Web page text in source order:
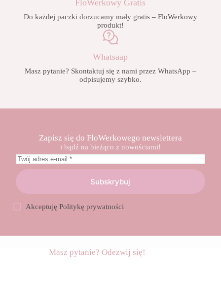
FloWerkowy Gratis
Do każdej paczki dorzucamy mały gratis – FloWerkowy
produkt!
Whatsaap
Masz pytanie? Skontaktuj się z nami przez WhatsApp –
odpisujemy szybko.
Zapisz się do FloWerkowego newslettera
i bądź na bieżąco z nowościami!
Subskrybuj
AkceptujęPolitykę prywatności
Masz pytanie? Odezwij się!